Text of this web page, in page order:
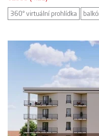
360° virtuální prohlídka